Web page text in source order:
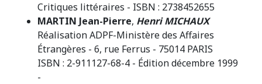
Critiques littéraires - ISBN : 2738452655
MARTIN Jean-Pierre, Henri MICHAUX
Réalisation ADPF-Ministère des Affaires
Étrangères - 6, rue Ferrus - 75014 PARIS
ISBN : 2-911127-68-4 - Édition décembre 1999
-